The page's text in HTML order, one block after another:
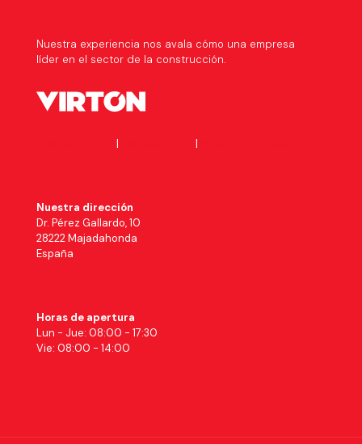
Nuestra experiencia nos avala cómo una empresa
líder en el sector de la construcción.
| |
Nuestra dirección
Dr. Pérez Gallardo, 10
28222 Majadahonda
España
Horas de apertura
Lun - Jue: 08:00 - 17:30
Vie: 08:00 - 14:00